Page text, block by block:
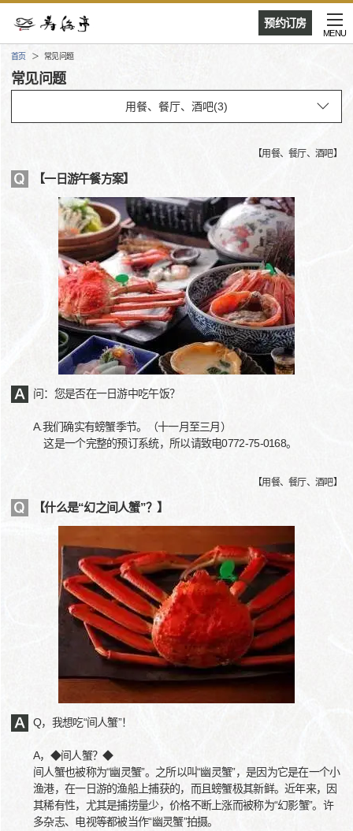
预约订房
MENU
首页 常见问题
常见问题
【用餐、餐厅、酒吧】
【一日游午餐方案】
问：您是否在一日游中吃午饭？
A.我们确实有螃蟹季节。（十一月至三月）
这是一个完整的预订系统，所以请致电0772-75-0168。
【用餐、餐厅、酒吧】
【什么是“幻之间人蟹”？】
Q，我想吃“间人蟹”！
A，◆间人蟹？◆
间人蟹也被称为“幽灵蟹”。之所以叫“幽灵蟹”，是因为它是在一个小
渔港，在一日游的渔船上捕获的，而且螃蟹极其新鲜。近年来，因
其稀有性，尤其是捕捞量少，价格不断上涨而被称为“幻影蟹”。许
多杂志、电视等都被当作“幽灵蟹”拍摄。